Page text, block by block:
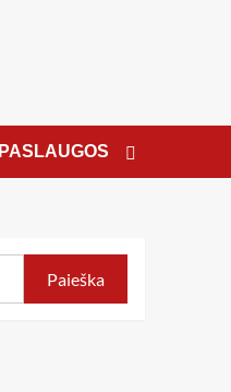
PASLAUGOS